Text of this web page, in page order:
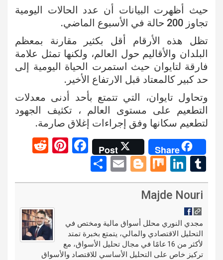
حيث أظهرت البيانات أن عدد الحالات اليومية
تجاوز 200 حالة في الأسبوع الماضي.
تظل هذه الأرقام أقل بكثير مقارنة بمعظم
البلدان والأقاليم حول العالم، ولكنها تمثل علامة
فارقة لتايوان حيث استمرت الحياة اليومية إلى
حد كبير كالمعتاد قبل الارتفاع الأخير.
وتحاول تايوان، التي تتمتع بأحد أدنى معدلات
التطعيم على مستوى العالم ، تكثيف الجهود
لتطعيم سكانها وفق إجراءات إغلاق صارمة.
Share
Post
F
ce
o
k
Pi
er
t
d
t
T
u
m
bl
r
Li
n
ke
n
M
ix
Bl
o
er
E
m
h
Majde Nouri
مجدي النوري محلل أسواق مالية ومختص في
التحليل الاقتصادي والمالي، يتمتع بخبرة تمتد
لأكثر من 16 عامًا في مجال تحليل الأسواق، مع
تركيز خاص على التحليل الأساسي للاقتصاد والأسواق